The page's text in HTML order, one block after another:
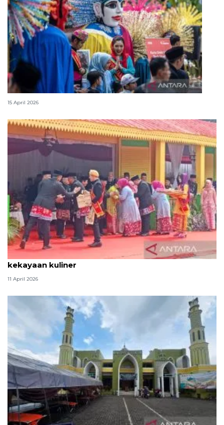
Lebaran Betawi, harmoni tradisi dan kota global
15 April 2026
Tradisi hantaran Lebaran Betawi simbol bakti dan
kekayaan kuliner
11 April 2026